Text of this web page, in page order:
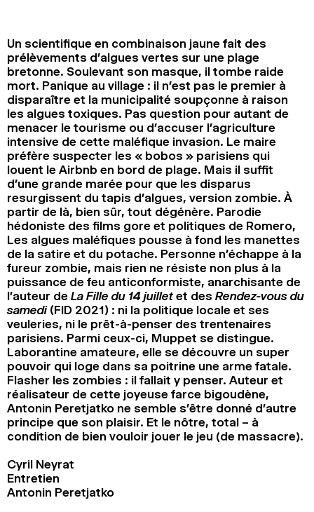
RECHERCHE
Un scientifique en combinaison jaune fait des
prélèvements d’algues vertes sur une plage
bretonne. Soulevant son masque, il tombe raide
mort. Panique au village : il n’est pas le premier à
disparaître et la municipalité soupçonne à raison
les algues toxiques. Pas question pour autant de
menacer le tourisme ou d’accuser l’agriculture
intensive de cette maléfique invasion. Le maire
préfère suspecter les « bobos » parisiens qui
louent le Airbnb en bord de plage. Mais il suffit
d’une grande marée pour que les disparus
resurgissent du tapis d’algues, version zombie. À
partir de là, bien sûr, tout dégénère. Parodie
hédoniste des films gore et politiques de Romero,
Les algues maléfiques pousse à fond les manettes
de la satire et du potache. Personne n’échappe à la
fureur zombie, mais rien ne résiste non plus à la
puissance de feu anticonformiste, anarchisante de
l’auteur de La Fille du 14 juilletet des Rendez-vous du
samedi(FID 2021) : ni la politique locale et ses
veuleries, ni le prêt-à-penser des trentenaires
parisiens. Parmi ceux-ci, Muppet se distingue.
Laborantine amateure, elle se découvre un super
pouvoir qui loge dans sa poitrine une arme fatale.
Flasher les zombies : il fallait y penser. Auteur et
réalisateur de cette joyeuse farce bigoudène,
Antonin Peretjatko ne semble s’être donné d’autre
principe que son plaisir. Et le nôtre, total – à
condition de bien vouloir jouer le jeu (de massacre).
Cyril Neyrat
Entretien
Antonin Peretjatko